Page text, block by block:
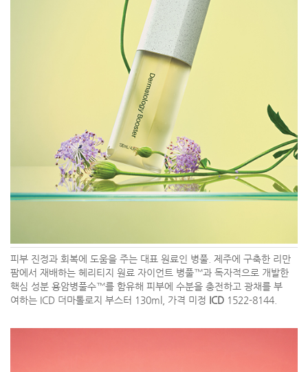
피부 진정과 회복에 도움을 주는 대표 원료인 병풀. 제주에 구축한 리만
팜에서 재배하는 헤리티지 원료 자이언트 병풀™과 독자적으로 개발한
핵심 성분 용암병풀수™를 함유해 피부에 수분을 충전하고 광채를 부
여하는 ICD 더마톨로지 부스터 130ml, 가격 미정 ICD 1522-8144.